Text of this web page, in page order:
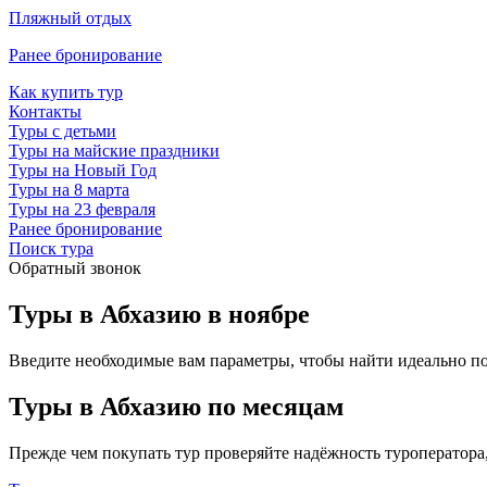
Пляжный отдых
Ранее бронирование
Как купить тур
Контакты
Туры с детьми
Туры на майские праздники
Туры на Новый Год
Туры на 8 марта
Туры на 23 февраля
Ранее бронирование
Поиск тура
Обратный звонок
Туры в Абхазию в ноябре
Введите необходимые вам параметры, чтобы найти идеально
Туры в Абхазию по месяцам
Прежде чем покупать тур проверяйте надёжность